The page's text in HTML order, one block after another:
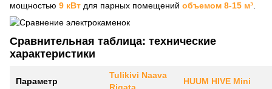
мощностью 9 кВт для парных помещений объемом 8-15 м³
Сравнительная таблица: технические
характеристики
Параметр
Tulikivi Naava
HUUM HIVE Mini